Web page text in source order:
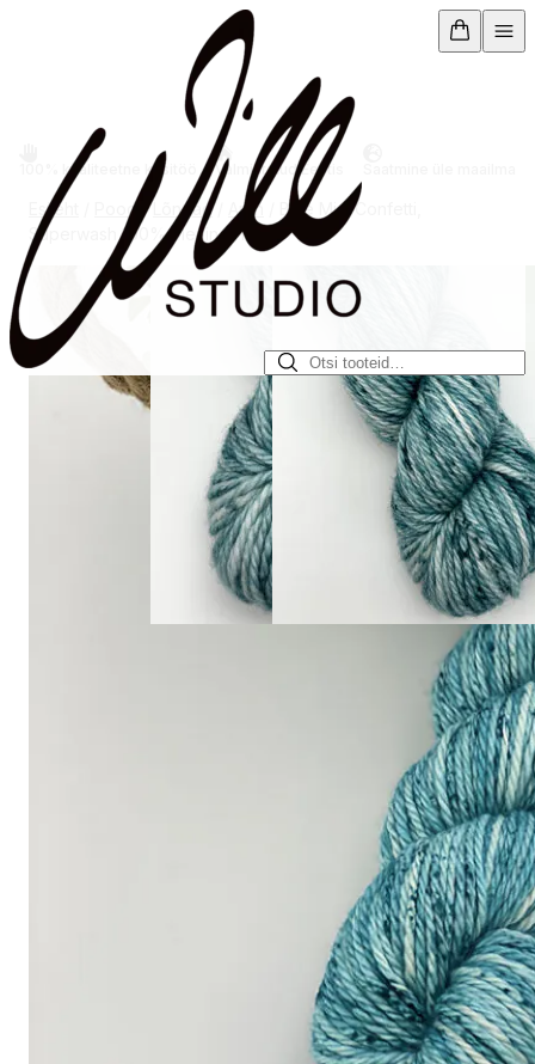
100% kvaliteetne käsitöö Valmistatud Eestis
Esileht Pood / Lõngad/ Aran
/ Blue Mist Confetti,
Superwash 100% Meriino, 100 g